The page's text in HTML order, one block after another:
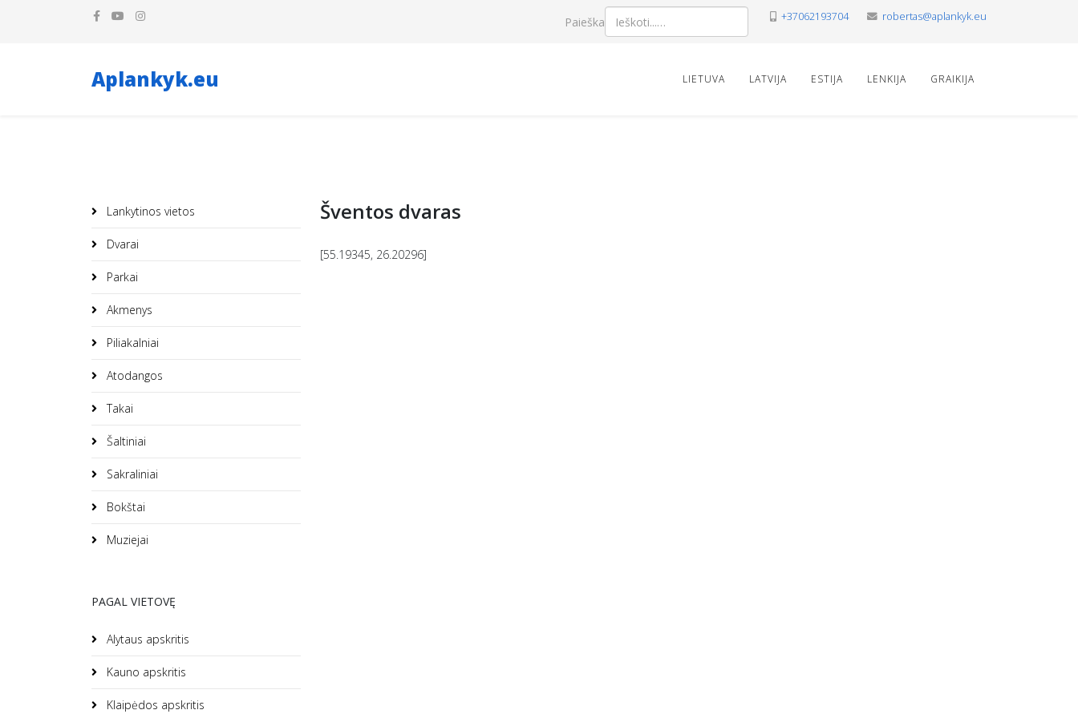
Paieška +37062193704 robertas@aplankyk.eu
Aplankyk.eu LIETUVA LATVIJA ESTIJA LENKIJA GRAIKIJA
Lankytinos vietos
Dvarai
Parkai
Akmenys
Piliakalniai
Atodangos
Takai
Šaltiniai
Sakraliniai
Bokštai
Muziejai
PAGAL VIETOVĘ
Alytaus apskritis
Kauno apskritis
Klaipėdos apskritis
Šventos dvaras
[55.19345, 26.20296]